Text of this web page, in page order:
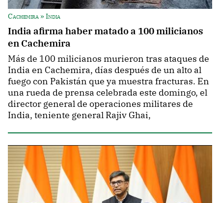
Cachemira » India
India afirma haber matado a 100 milicianos
en Cachemira
Más de 100 milicianos murieron tras ataques de
India en Cachemira, días después de un alto al
fuego con Pakistán que ya muestra fracturas. En
una rueda de prensa celebrada este domingo, el
director general de operaciones militares de
India, teniente general Rajiv Ghai,